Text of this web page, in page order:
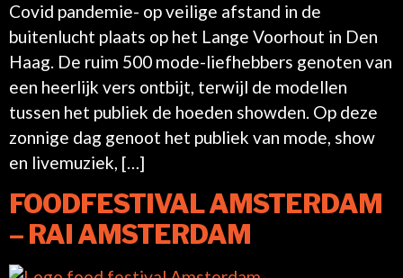
Covid pandemie- op veilige afstand in de
buitenlucht plaats op het Lange Voorhout in Den
Haag. De ruim 500 mode-liefhebbers genoten van
een heerlijk vers ontbijt, terwijl de modellen
tussen het publiek de hoeden showden. Op deze
zonnige dag genoot het publiek van mode, show
en livemuziek, […]
FOODFESTIVAL AMSTERDAM
– RAI AMSTERDAM